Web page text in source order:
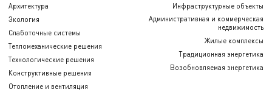
Архитектура
Экология
Слаботочные системы
Тепломеханические решения
Технологические решения
Конструктивные решения
Отопление и вентиляция
Инфраструктурные объекты
Административная и коммерческая
недвижимость
Жилые комплексы
Традиционная энергетика
Возобновляемая энергетика